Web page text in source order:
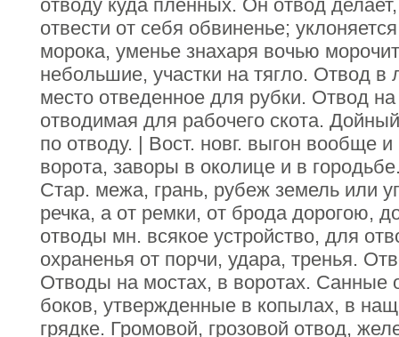
отводу куда пленных. Он отвод
отвести от себя обвиненье;
морока, уменье знахаря вочью
небольшие, участки на тягло. Отвод в
место отведенное для рубки. Отвод на
отводимая для рабочего скота.
по отводу. | Вост. новг. выгон вообще
ворота, заворы в околице и в
Стар. межа, грань, рубеж земель или
речка, а от ремки, от брода дорогою,
отводы мн. всякое устройство, для
охраненья от порчи, удара, тренья.
Отводы на мостах, в воротах. Санные
боков, утвержденные в копылах, в
грядке. Громовой, грозовой отвод,